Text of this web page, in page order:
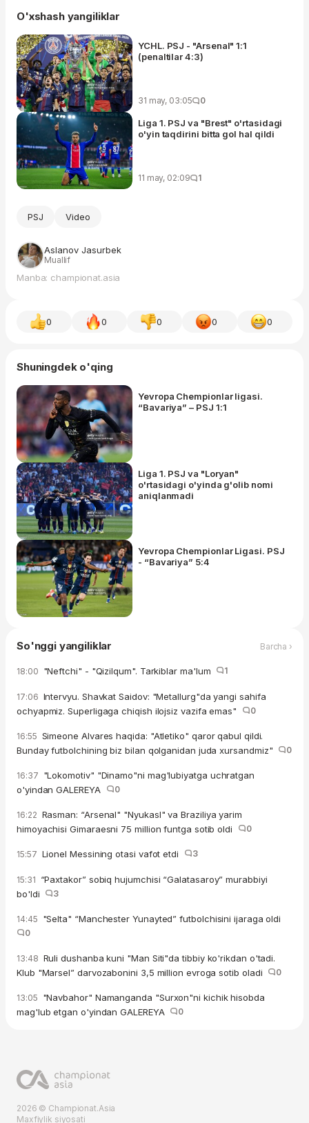
O'xshash yangiliklar
YCHL. PSJ - "Arsenal" 1:1
(penaltilar 4:3)
31 may, 03:05 0
Liga 1. PSJ va "Brest" o'rtasidagi
o'yin taqdirini bitta gol hal qildi
11 may, 02:09 1
PSJ Video
Aslanov Jasurbek
Muallif
Manba: championat.asia
0 0 0 0 0
Shuningdek o'qing
Yevropa Chempionlar ligasi.
“Bavariya” – PSJ 1:1
Liga 1. PSJ va "Loryan"
o'rtasidagi o'yinda g'olib nomi
aniqlanmadi
Yevropa Chempionlar Ligasi. PSJ
- “Bavariya” 5:4
So'nggi yangiliklar Barcha ›
18:00 "Neftchi" - "Qizilqum". Tarkiblar ma'lum 1
17:06 Intervyu. Shavkat Saidov: "Metallurg"da yangi sahifa
ochyapmiz. Superligaga chiqish ilojsiz vazifa emas"
0
16:55 Simeone Alvares haqida: "Atletiko" qaror qabul qildi.
Bunday futbolchining biz bilan qolganidan juda xursandmiz"
0
16:37 "Lokomotiv" "Dinamo"ni mag'lubiyatga uchratgan
o'yindan GALEREYA
0
16:22 Rasman: “Arsenal" "Nyukasl" va Braziliya yarim
himoyachisi Gimaraesni 75 million funtga sotib oldi
0
15:57 Lionel Messining otasi vafot etdi 3
15:31 “Paxtakor” sobiq hujumchisi “Galatasaroy” murabbiyi
bo'ldi
3
14:45 "Selta" “Manchester Yunayted” futbolchisini ijaraga oldi
0
13:48 Ruli dushanba kuni "Man Siti"da tibbiy ko'rikdan o'tadi.
Klub "Marsel” darvozabonini 3,5 million evroga sotib oladi
0
13:05 "Navbahor" Namanganda "Surxon"ni kichik hisobda
mag'lub etgan o'yindan GALEREYA
0
2026 © Championat.Asia
Maxfiylik siyosati